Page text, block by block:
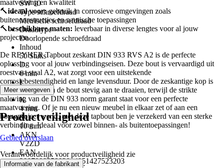
SW 10
Type schroefdraad
Metrische schroefdraad
Draadtype
Doorlopende schroefdraad
Inhoud
50 Stuks
D
6 mm
I
30 mm
K
4 mm
S
10 mm
AKN
V2ZD
EAN
2007008858020, 4051427523203
maatvoering en kwaliteit
🔨ideaal voor:gebruik in corrosieve omgevingen zoals
buitenconstructies en nautische toepassingen
🔨beschikbare maten: leverbaar in diverse lengtes voor al jouw
projecten
De REYHER Tapbout zeskant DIN 933 RVS A2 is de perfecte
oplossing voor al jouw verbindingseisen. Deze bout is vervaardigd uit
roestvast staal A2, wat zorgt voor een uitstekende
corrosiebestendigheid en lange levensduur. Door de zeskantige kop is
het eenvoudig om de bout stevig aan te draaien, terwijl de strikte
naleving van de DIN 933 norm garant staat voor een perfecte
maatvoering. Of je nu een nieuw meubel in elkaar zet of aan een
bouwproject werkt, met deze tapbout ben je verzekerd van een sterke
verbinding. Ideaal voor zowel binnen- als buitentoepassingen!
Meer weergeven
Productveiligheid
Gebied overslaan
Verantwoordelijk voor productveiligheid zie
Informatie van de fabrikant .